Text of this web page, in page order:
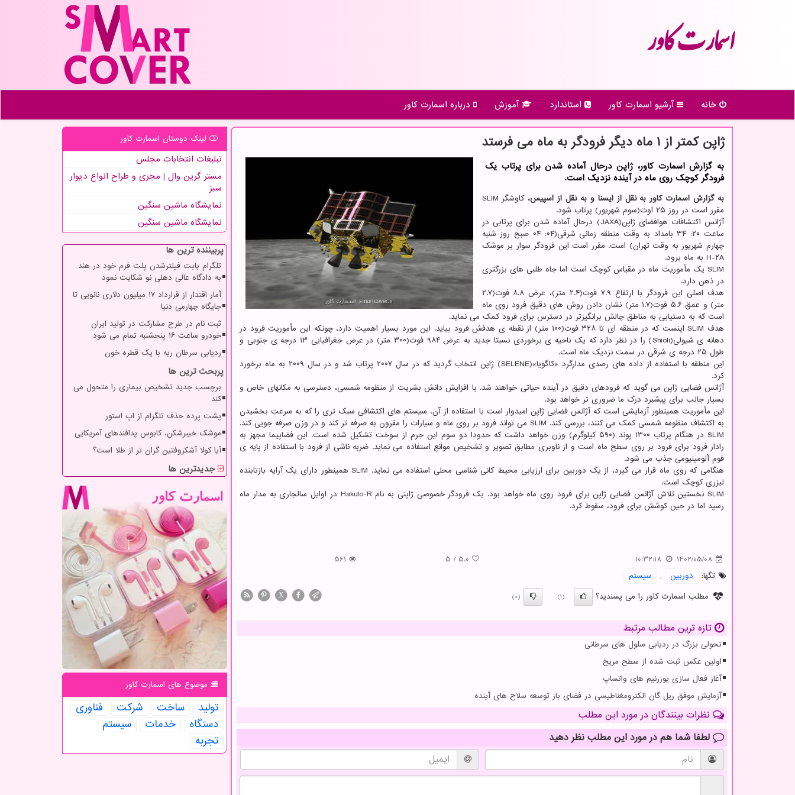
اسمارت كاور
خانه آرشیو اسمارت كاور استاندارد آموزش درباره اسمارت كاور
ژاپن کمتر از ۱ ماه دیگر فرودگر به ماه می فرستد
به گزارش اسمارت کاور، ژاپن درحال آماده شدن برای پرتاب یک
فرودگر کوچک روی ماه در آینده نزدیک است.
به گزارش اسمارت کاور به نقل از ایسنا و به نقل از اسپیس،
کاوشگر SLIM
مقرر است در روز ۲۵ اوت(سوم شهریور) پرتاب شود.
آژانس اکتشافات هوافضای ژاپن(JAXA) درحال آماده شدن برای پرتابی در
ساعت ۲۰: ۳۴ بامداد به وقت منطقه زمانی شرقی(۰۴: ۰۴ صبح روز شنبه
چهارم شهریور به وقت تهران) است. مقرر است این فرودگر سوار بر موشک
H-۲A به ماه برود.
SLIM یک مأموریت ماه در مقیاس کوچک است اما جاه طلبی های بزرگتری
در ذهن دارد.
هدف اصلی این فرودگر با ارتفاع ۷.۹ فوت(۲.۴ متر)، عرض ۸.۸ فوت(۲.۷
متر) و عمق ۵.۶ فوت(۱.۷ متر) نشان دادن روش های دقیق فرود روی ماه
است که به دستیابی به مناطق چالش برانگیزتر در دسترس برای فرود کمک می نماید.
هدف SLIM اینست که در منطقه ای تا ۳۲۸ فوت(۱۰۰ متر) از نقطه ی هدفش فرود بیاید. این مورد بسیار اهمیت دارد، چونکه این مأموریت فرود در
دهانه ی شیولی(Shioli) را در نظر دارد که یک ناحیه ی برخوردی نسبتا جدید به عرض ۹۸۴ فوت(۳۰۰ متر) در عرض جغرافیایی ۱۳ درجه ی جنوبی و
طول ۲۵ درجه ی شرقی در سمت نزدیک ماه است.
این منطقه با استفاده از داده های رصدی مدارگرد «کاگویا»(SELENE) ژاپن انتخاب گردید که در سال ۲۰۰۷ پرتاب شد و در سال ۲۰۰۹ به ماه برخورد
کرد.
آژانس فضایی ژاپن می گوید که فرودهای دقیق در آینده حیاتی خواهند شد. با افزایش دانش بشریت از منظومه شمسی، دسترسی به مکانهای خاص و
بسیار جالب برای پیشبرد درک ما ضروری تر خواهد بود.
این مأموریت همینطور آزمایشی است که آژانس فضایی ژاپن امیدوار است با استفاده از آن، سیستم های اکتشافی سبک تری را که به سرعت بخشیدن
به اکتشاف منظومه شمسی کمک می کنند، بررسی کند. SLIM می تواند فرود بر روی ماه و سیارات را مقرون به صرفه تر کند و در وزن صرفه جویی کند.
SLIM در هنگام پرتاب ۱۳۰۰ پوند (۵۹۰ کیلوگرم) وزن خواهد داشت که حدودا دو سوم این جرم از سوخت تشکیل شده است. این فضاپیما مجهز به
رادار فرود برای فرود بر روی سطح ماه است و از ناوبری مطابق تصویر و تشخیص موانع استفاده می نماید. ضربه ناشی از فرود با استفاده از پایه ی
فوم آلومینیومی جذب می شود.
هنگامی که روی ماه قرار می گیرد، از یک دوربین برای ارزیابی محیط کانی شناسی محلی استفاده می نماید. SLIM همینطور دارای یک آرایه بازتابنده
لیزری کوچک است.
SLIM نخستین تلاش آژانس فضایی ژاپن برای فرود روی ماه خواهد بود. یک فرودگر خصوصی ژاپنی به نام Hakuto-R در اوایل سالجاری به مدار ماه
رسید اما در حین کوشش برای فرود، سقوط کرد.
1402/05/08
10:32:18
5.0
/
5
561
تگها:
دوربین ,
سیستم
مطلب اسمارت کاور را می پسندید؟
(1)
(0)
X
تازه ترین مطالب مرتبط
تحولی بزرگ در ردیابی سلول های سرطانی
اولین عکس ثبت شده از سطح مریخ
آغاز فعال سازی یوزرنیم های واتساپ
آزمایش موفق ریل گان الکترومغناطیسی در فضای باز توسعه سلاح های آینده
نظرات بینندگان در مورد این مطلب
لطفا شما هم در مورد این مطلب نظر دهید
لینک دوستان اسمارت كاور
تبلیغات انتخابات مجلس
مستر گرین وال | مجری و طراح انواع دیوار
سبز
نمایشگاه ماشین سنگین
نمایشگاه ماشین سنگین
پربیننده ترین ها
تلگرام بابت فیلترشدن پلت فرم خود در هند
به دادگاه عالی دهلی نو شکایت نمود
آمار اقتدار از قرارداد ۱۷ میلیون دلاری نانویی تا
جایگاه چهارمی دنیا
ثبت نام در طرح مشارکت در تولید ایران
خودرو ساعت ۱۶ پنجشنبه تمام می شود
ردیابی سرطان ریه با یک قطره خون
پربحث ترین ها
برچسب جدید تشخیص بیماری را متحول می
کند
پشت پرده حذف تلگرام از اپ استور
موشک خیبرشکن، کابوس پدافندهای آمریکایی
آیا کولا آشکروفتین گران تر از طلا است؟
جدیدترین ها
موضوع های اسمارت كاور
تولید ساخت شركت
فناوری
دستگاه
خدمات
سیستم
تجربه